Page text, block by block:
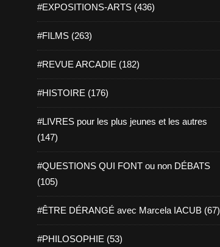
#EXPOSITIONS-ARTS (436)
#FILMS (263)
#REVUE ARCADIE (182)
#HISTOIRE (176)
#LIVRES pour les plus jeunes et les autres
(147)
#QUESTIONS QUI FONT ou non DÉBATS
(105)
#ÊTRE DÉRANGÉ avec Marcela IACUB (67)
#PHILOSOPHIE (53)